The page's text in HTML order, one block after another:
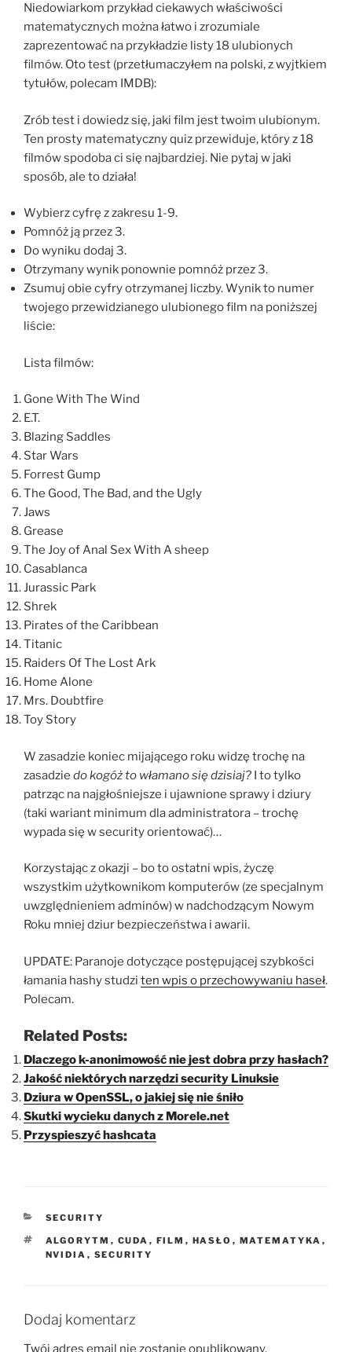
Niedowiarkom przykład ciekawych właściwości
matematycznych można łatwo i zrozumiale
zaprezentować na przykładzie listy 18 ulubionych
filmów. Oto test (przetłumaczyłem na polski, z wyjtkiem
tytułów, polecam IMDB):
Zrób test i dowiedz się, jaki film jest twoim ulubionym.
Ten prosty matematyczny quiz przewiduje, który z 18
filmów spodoba ci się najbardziej. Nie pytaj w jaki
sposób, ale to działa!
Wybierz cyfrę z zakresu 1-9.
Pomnóż ją przez 3.
Do wyniku dodaj 3.
Otrzymany wynik ponownie pomnóż przez 3.
Zsumuj obie cyfry otrzymanej liczby. Wynik to numer
twojego przewidzianego ulubionego film na poniższej
liście:
Lista filmów:
Gone With The Wind
E.T.
Blazing Saddles
Star Wars
Forrest Gump
The Good, The Bad, and the Ugly
Jaws
Grease
The Joy of Anal Sex With A sheep
Casablanca
Jurassic Park
Shrek
Pirates of the Caribbean
Titanic
Raiders Of The Lost Ark
Home Alone
Mrs. Doubtfire
Toy Story
W zasadzie koniec mijającego roku widzę trochę na
zasadzie do kogóż to włamano się dzisiaj? I to tylko
patrząc na najgłośniejsze i ujawnione sprawy i dziury
(taki wariant minimum dla administratora – trochę
wypada się w security orientować)…
Korzystając z okazji – bo to ostatni wpis, życzę
wszystkim użytkownikom komputerów (ze specjalnym
uwzględnieniem adminów) w nadchodzącym Nowym
Roku mniej dziur bezpieczeństwa i awarii.
UPDATE: Paranoje dotyczące postępującej szybkości
łamania hashy studzi ten wpis o przechowywaniu haseł.
Polecam.
Related Posts:
Dlaczego k-anonimowość nie jest dobra przy hasłach?
Jakość niektórych narzędzi security Linuksie
Dziura w OpenSSL, o jakiej się nie śniło
Skutki wycieku danych z Morele.net
Przyspieszyć hashcata
KATEGORIE
SECURITY
TAGI
ALGORYTM , CUDA , FILM , HASŁO , MATEMATYKA ,
NVIDIA , SECURITY
Dodaj komentarz
Twój adres email nie zostanie opublikowany.